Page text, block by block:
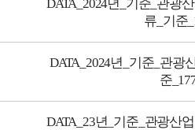
DATA_2024년_기준_관광
류_기준
DATA_2024년_기준_관광
준
DATA_23년_기준_관광산